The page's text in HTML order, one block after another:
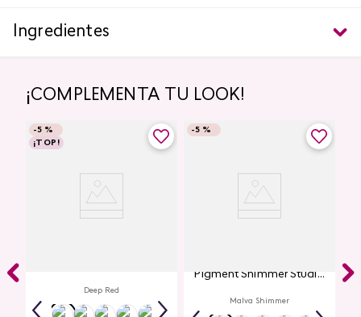
Ingredientes
¡COMPLEMENTA TU LOOK!
-5 %
¡TOP!
Deep Red
-5 %
Pigment Shimmer Studio
Malva Shimmer